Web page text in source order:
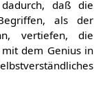
mit dem Genius
daß die
als der
vertiefen, die
dem Genius in